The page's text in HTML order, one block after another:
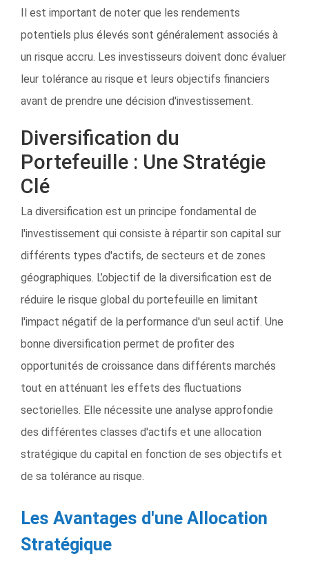
Il est important de noter que les rendements
potentiels plus élevés sont généralement associés à
un risque accru. Les investisseurs doivent donc évaluer
leur tolérance au risque et leurs objectifs financiers
avant de prendre une décision d'investissement.
Diversification du
Portefeuille : Une Stratégie
Clé
La diversification est un principe fondamental de
l'investissement qui consiste à répartir son capital sur
différents types d'actifs, de secteurs et de zones
géographiques. L’objectif de la diversification est de
réduire le risque global du portefeuille en limitant
l'impact négatif de la performance d'un seul actif. Une
bonne diversification permet de profiter des
opportunités de croissance dans différents marchés
tout en atténuant les effets des fluctuations
sectorielles. Elle nécessite une analyse approfondie
des différentes classes d'actifs et une allocation
stratégique du capital en fonction de ses objectifs et
de sa tolérance au risque.
Les Avantages d'une Allocation
Stratégique